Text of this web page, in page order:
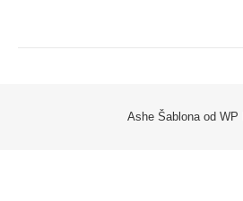
Ashe Šablona od WP